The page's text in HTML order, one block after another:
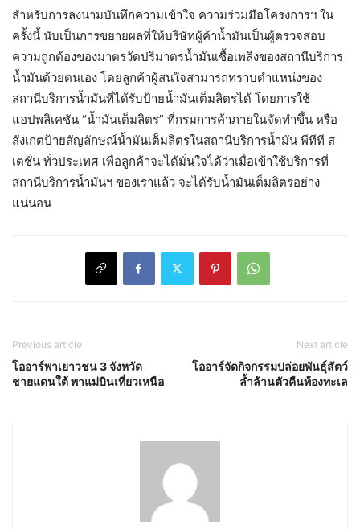
สำหรับการลงนามบันทึกความเข้าใจ ความร่วมมือโครงการฯ ใน
ครั้งนี้ นับเป็นการขยายผลที่ให้บริษัทผู้ค้าน้ำมันเป็นผู้ตรวจสอบ
ความถูกต้องของมาตรวัดปริมาตรน้ำมันเชื้อเพลิงของสถานีบริการ
น้ำมันด้วยตนเอง โดยลูกค้าผู้สนใจสามารถทราบตำแหน่งของ
สถานีบริการน้ำมันที่ได้รับป้ายน้ำมันเต็มลิตรได้ โดยการใช้
แอปพลิเคชัน “น้ำมันเต็มลิตร” ที่กรมการค้าภายในจัดทำขึ้น หรือ
สังเกตป้ายสัญลักษณ์น้ำมันเต็มลิตรในสถานีบริการน้ำมัน พีทีที ส
เตชั่น ทั่วประเทศ เพื่อลูกค้าจะได้มั่นใจได้ว่าเมื่อเข้าใช้บริการที่
สถานีบริการน้ำมันฯ ของเราแล้ว จะได้รับน้ำมันเต็มลิตรอย่าง
แน่นอน
Previous article
โออาร์พาเยาวชน 3 จังหวัด
ชายแดนใต้ พาแม่บินเที่ยวเหนือ
Next article
โออาร์จัดกิจกรรมปล่อยพันธุ์สัตว์
ล้ำล้านตัวคืนท้องทะเล